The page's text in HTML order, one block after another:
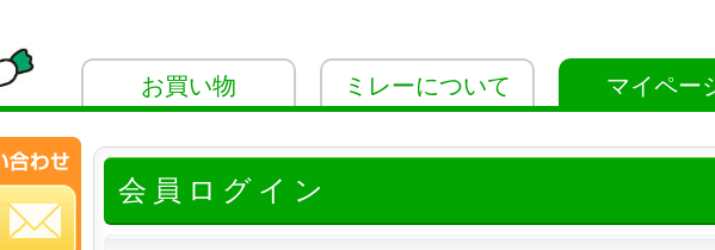
お買い物 ミレーについて マイペー
会員ログイン